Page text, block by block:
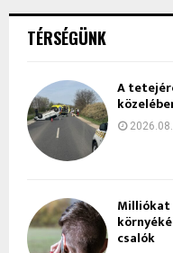
TÉRSÉGÜNK
A
Milliókat
csalók